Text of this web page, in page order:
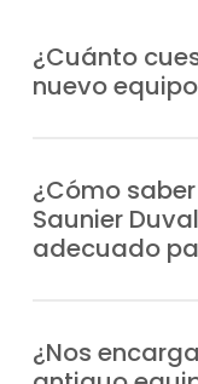
¿Cuánto
nuevo
de aparato, su
de tu
las ayudas del
atención al
¿Cómo
Saunier
adecuado
revisamos el
¿Nos